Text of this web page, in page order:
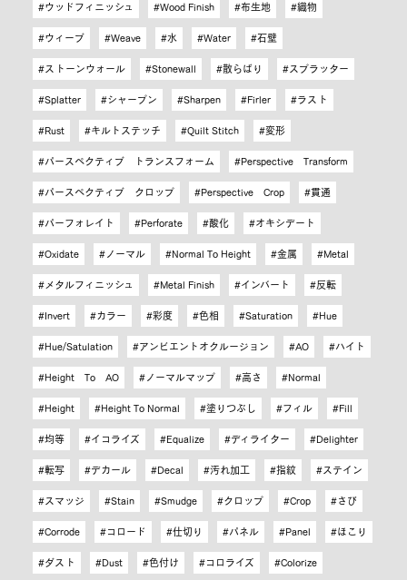
ウッドフィニッシュ Wood Finish 布生地 織物
ウィーブ Weave 水 Water 石壁
ストーンウォール Stonewall 散らばり スプラッター
Splatter シャープン Sharpen Firler ラスト
Rust キルトステッチ Quilt Stitch 変形
パースペクティブ トランスフォーム Perspective Transform
パースペクティブ クロップ Perspective Crop 貫通
パーフォレイト Perforate 酸化 オキシデート
Oxidate ノーマル Normal To Height 金属 Metal
メタルフィニッシュ Metal Finish インバート 反転
Invert カラー 彩度 色相 Saturation Hue
Hue/Satulation アンビエントオクルージョン AO ハイト
Height To AO ノーマルマップ 高さ Normal
Height Height To Normal 塗りつぶし フィル Fill
均等 イコライズ Equalize ディライター Delighter
転写 デカール Decal 汚れ加工 指紋 ステイン
スマッジ Stain Smudge クロップ Crop さび
Corrode コロード 仕切り パネル Panel ほこり
ダスト Dust 色付け コロライズ Colorize